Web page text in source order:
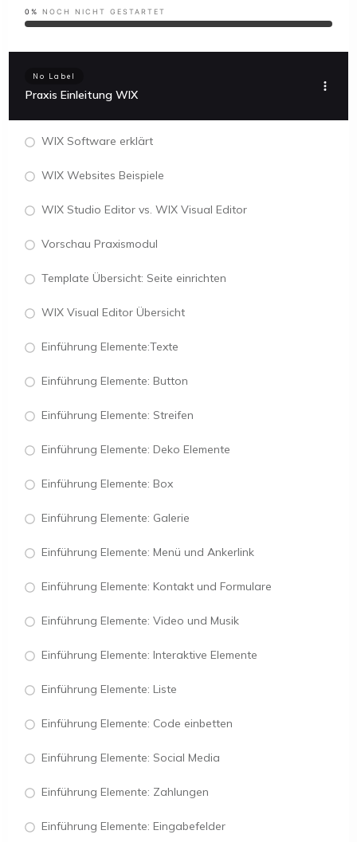
0% NOCH NICHT GESTARTET
No Label
Praxis Einleitung WIX
WIX Software erklärt
WIX Websites Beispiele
WIX Studio Editor vs. WIX Visual Editor
Vorschau Praxismodul
Template Übersicht: Seite einrichten
WIX Visual Editor Übersicht
Einführung Elemente:Texte
Einführung Elemente: Button
Einführung Elemente: Streifen
Einführung Elemente: Deko Elemente
Einführung Elemente: Box
Einführung Elemente: Galerie
Einführung Elemente: Menü und Ankerlink
Einführung Elemente: Kontakt und Formulare
Einführung Elemente: Video und Musik
Einführung Elemente: Interaktive Elemente
Einführung Elemente: Liste
Einführung Elemente: Code einbetten
Einführung Elemente: Social Media
Einführung Elemente: Zahlungen
Einführung Elemente: Eingabefelder